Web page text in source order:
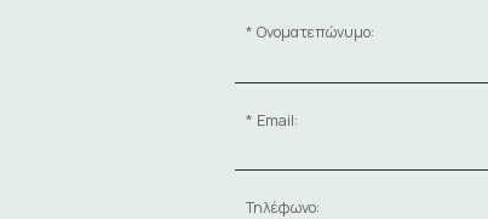
Ονοματεπώνυμο:
Email:
Τηλέφωνο: